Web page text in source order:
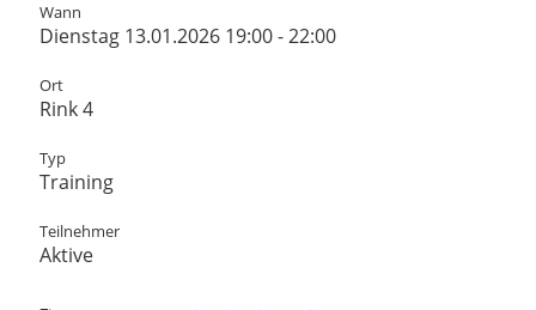
Wann
Dienstag 13.01.2026 19:00 - 22:00
Ort
Rink 4
Typ
Training
Teilnehmer
Aktive